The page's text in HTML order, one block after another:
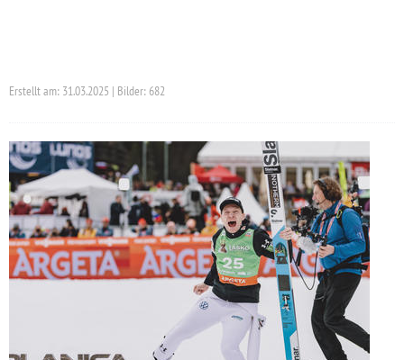
Erstellt am: 31.03.2025 | Bilder: 682